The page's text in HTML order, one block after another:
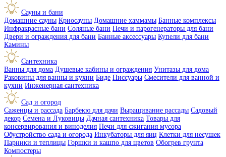
Сауны и бани
Домашние сауны Криосауны Домашние хаммамы Банные комплексы
Инфракрасные бани Соляные бани Печи и парогенераторы для бани
Двери и ограждения для бани Банные аксессуары Купели для бани
Камины
Сантехника
Ванны для дома Душевые кабины и ограждения Унитазы для дома
Раковины для ванны и кухни Биде Писсуары Смесители для ванной и
кухни Инженерная сантехника
Сад и огород
Саженцы и рассада Барбекю для дачи Выращивание рассады Садовый
декор Семена и Луковицы Дачная сантехника Товары для
консервирования и виноделия Печи для сжигания мусора
Обустройство сада и огорода Инкубаторы для яиц Клетки для несушек
Парники и теплицы Горшки и кашпо для цветов Обогрев грунта
Компостеры